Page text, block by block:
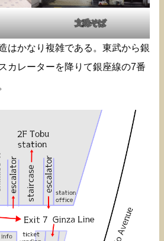
文殊そば
はかなり複雑である。東武から銀
カレーターを降りて銀座線の7番